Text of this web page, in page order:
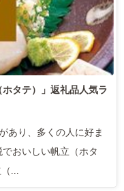
ホタテ）」返礼品人気ラ
あり、多くの人に好ま
おいしい帆立（ホタ
...